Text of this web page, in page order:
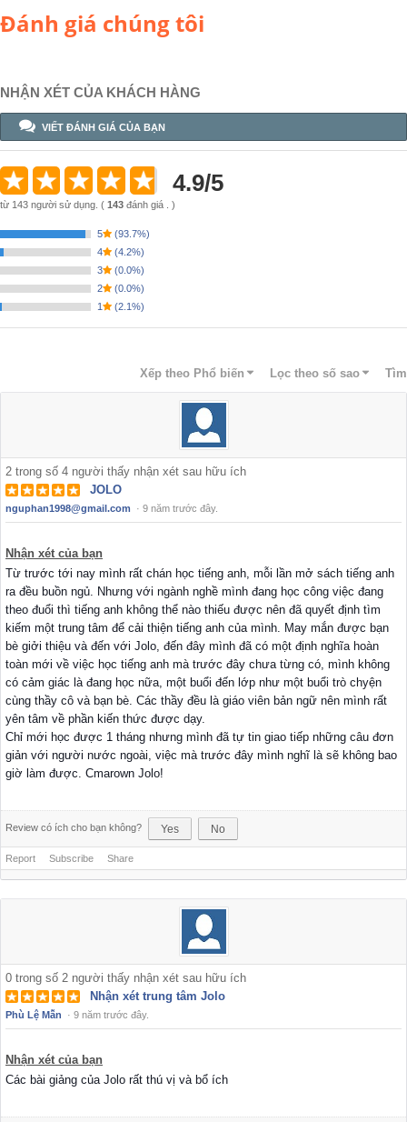
Đánh giá chúng tôi
NHẬN XÉT CỦA KHÁCH HÀNG
VIẾT ĐÁNH GIÁ CỦA BẠN
4.9/5
từ 143 người sử dụng. ( 143 đánh giá . )
5 (93.7%)
4
(4.2%)
3
(0.0%)
2
(0.0%)
1
(2.1%)
Tìm
Lọc theo số sao
Xếp theo Phổ biến
2 trong số 4 người thấy nhận xét sau hữu ích
JOLO
nguphan1998@gmail.com · 9 năm trước đây.
Nhận xét của bạn
Từ trước tới nay mình rất chán học tiếng anh, mỗi lần mở sách tiếng anh
ra đều buồn ngủ. Nhưng với ngành nghề mình đang học công việc đang
theo đuổi thì tiếng anh không thể nào thiếu được nên đã quyết định tìm
kiếm một trung tâm để cải thiện tiếng anh của mình. May mắn được bạn
bè giởi thiệu và đến với Jolo, đến đây mình đã có một định nghĩa hoàn
toàn mới về việc học tiếng anh mà trước đây chưa từng có, mình không
có cảm giác là đang học nữa, một buổi đến lớp như một buổi trò chyện
cùng thầy cô và bạn bè. Các thầy đều là giáo viên bản ngữ nên mình rất
yên tâm về phần kiến thức được dạy.
Chỉ mới học được 1 tháng nhưng mình đã tự tin giao tiếp những câu đơn
giản với người nước ngoài, việc mà trước đây mình nghĩ là sẽ không bao
giờ làm được. Cmarown Jolo!
Review có ích cho bạn không? Yes No
Report Subscribe Share
0 trong số 2 người thấy nhận xét sau hữu ích
Nhận xét trung tâm Jolo
Phù Lệ Mẫn · 9 năm trước đây.
Nhận xét của bạn
Các bài giảng của Jolo rất thú vị và bổ ích